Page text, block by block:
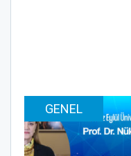
GENEL